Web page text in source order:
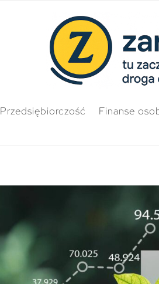
Przedsiębiorczość Finanse